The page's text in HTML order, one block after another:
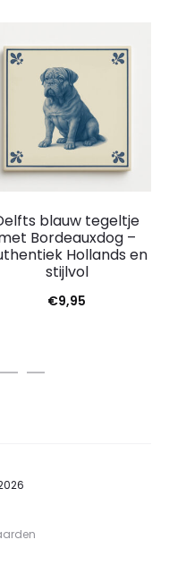
blauw tegeltje
Bordeauxdog –
Hollands en
stijlvol
€9,95